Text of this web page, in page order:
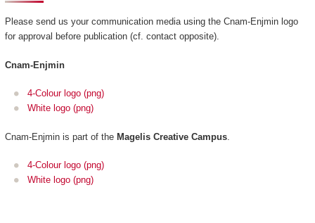
Please send us your communication media using the Cnam-Enjmin logo
for approval before publication (cf. contact opposite).
Cnam-Enjmin
4-Colour logo (png)
White logo (png)
Cnam-Enjmin is part of the Magelis Creative Campus.
4-Colour logo (png)
White logo (png)